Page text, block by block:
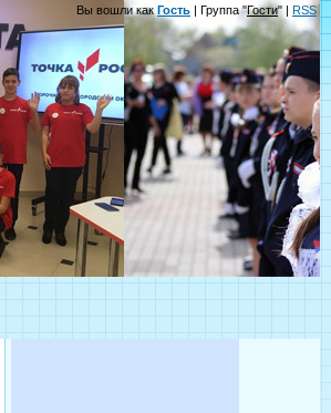
Вы вошли какГость | Группа "Гости" | RSS